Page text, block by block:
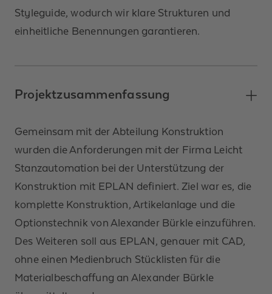
Styleguide, wodurch wir klare Strukturen und
einheitliche Benennungen garantieren.
Projektzusammenfassung
Gemeinsam mit der Abteilung Konstruktion
wurden die Anforderungen mit der Firma Leicht
Stanzautomation bei der Unterstützung der
Konstruktion mit EPLAN definiert. Ziel war es, die
komplette Konstruktion, Artikelanlage und die
Optionstechnik von Alexander Bürkle einzuführen.
Des Weiteren soll aus EPLAN, genauer mit CAD,
ohne einen Medienbruch Stücklisten für die
Materialbeschaffung an Alexander Bürkle